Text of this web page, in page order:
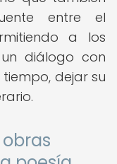
entre el
a los
diálogo con
dejar su